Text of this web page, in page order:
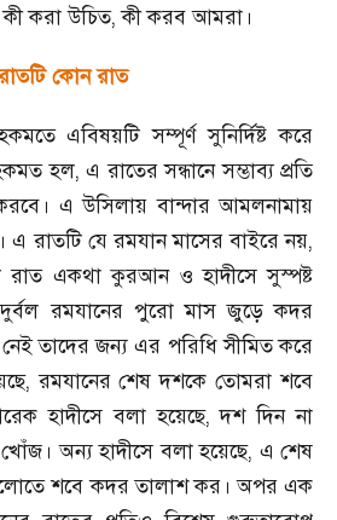
করা উচিত,কী করব আমরা।
কোন রাত
এবিষয়টি সম্পূর্ণ সুনির্দিষ্ট করে
হল,এ রাতের সন্ধানে সম্ভাব্য প্রতি
এ উসিলায় বান্দার আমলনামায়
রাতটি যে রমযান মাসের বাইরে নয়,
রাত একথা কুরআন ও হাদীসে সুস্পষ্ট
রমযানের পুরো মাস জুড়ে কদর
নেই তাদের জন্য এর পরিধি সীমিত করে
,রমযানের শেষ দশকে তোমরা শবে
হাদীসে বলা হয়েছে,দশ দিন না
অন্য হাদীসে বলা হয়েছে, এ শেষ
শবে কদর তালাশ কর। অপর এক